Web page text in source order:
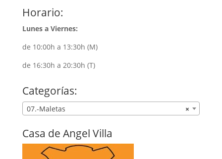
Horario:
Lunes a Viernes:
de 10:00h a 13:30h (M)
de 16:30h a 20:30h (T)
Categorías:
×
07.-Maletas
Casa de Angel Villa